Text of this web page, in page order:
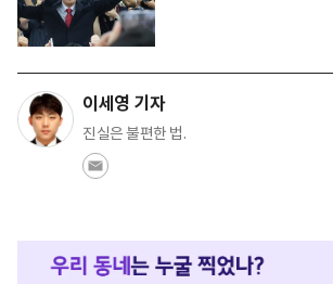
이세영 기자
진실은 불편한 법.